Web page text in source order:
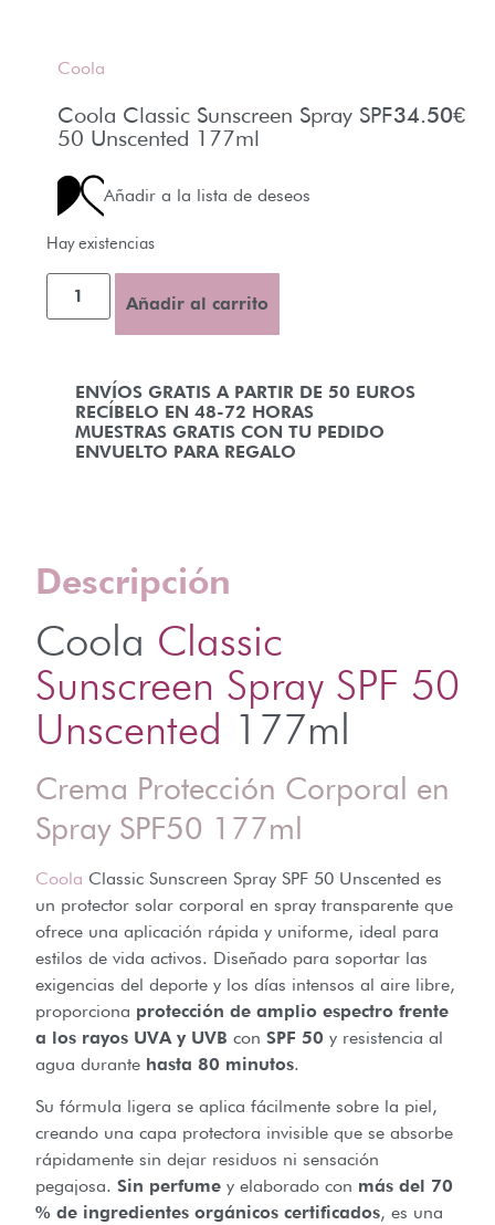
Coola
Coola Classic Sunscreen Spray SPF
50 Unscented 177ml
34.50€
Añadir a la lista de deseos
ENVÍOS GRATIS A PARTIR DE 50 EUROS
RECÍBELO EN 48-72 HORAS
MUESTRAS GRATIS CON TU PEDIDO
ENVUELTO PARA REGALO
Hay existencias
Añadir al carrito
Descripción
Coola Classic
Sunscreen Spray SPF 50
Unscented 177ml
Crema Protección Corporal en
Spray SPF50 177ml
Coola Classic Sunscreen Spray SPF 50 Unscented es
un protector solar corporal en spray transparente que
ofrece una aplicación rápida y uniforme, ideal para
estilos de vida activos. Diseñado para soportar las
exigencias del deporte y los días intensos al aire libre,
proporciona protección de amplio espectro frente
a los rayos UVA y UVB con SPF 50 y resistencia al
agua durante hasta 80 minutos.
Su fórmula ligera se aplica fácilmente sobre la piel,
creando una capa protectora invisible que se absorbe
rápidamente sin dejar residuos ni sensación
pegajosa. Sin perfume y elaborado con más del 70
% de ingredientes orgánicos certificados, es una